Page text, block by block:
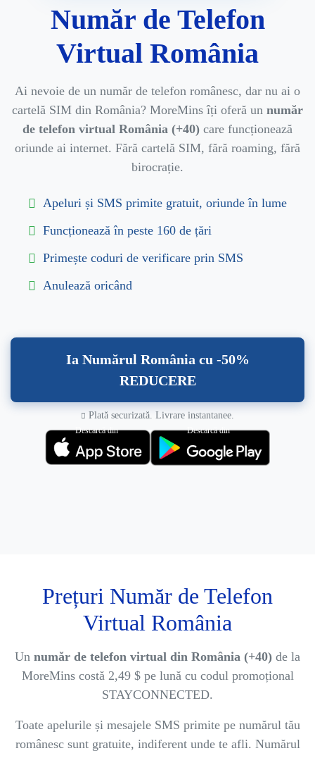
Număr de Telefon
Virtual România
Ai nevoie de un număr de telefon românesc, dar nu ai o
cartelă SIM din România? MoreMins îți oferă un număr
de telefon virtual România (+40) care funcționează
oriunde ai internet. Fără cartelă SIM, fără roaming, fără
birocrație.
Apeluri și SMS primite gratuit, oriunde în lume
Funcționează în peste 160 de țări
Primește coduri de verificare prin SMS
Anulează oricând
Ia Numărul România cu -50%
REDUCERE
Plată securizată. Livrare instantanee.
Descarcă din Descarcă din
Prețuri Număr de Telefon
Virtual România
Un număr de telefon virtual din România (+40) de la
MoreMins costă 2,49 $ pe lună cu codul promoțional
STAYCONNECTED.
Toate apelurile și mesajele SMS primite pe numărul tău
românesc sunt gratuite, indiferent unde te afli. Numărul